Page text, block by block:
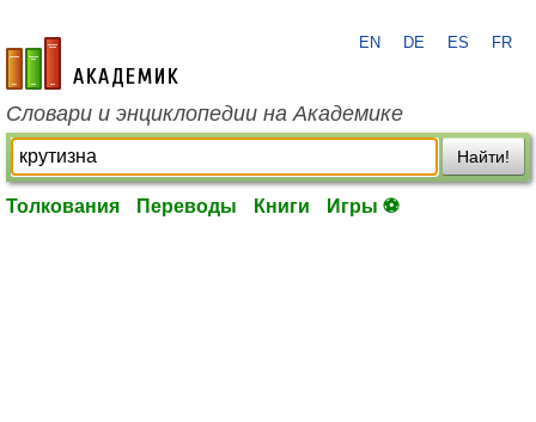
academic.ru
EN DE ES FR
Словари и энциклопедии на Академике
Найти!
Толкования Переводы Книги Игры ⚽